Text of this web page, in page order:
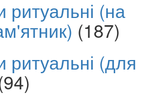
ритуальні (на
(187)
ритуальні (для